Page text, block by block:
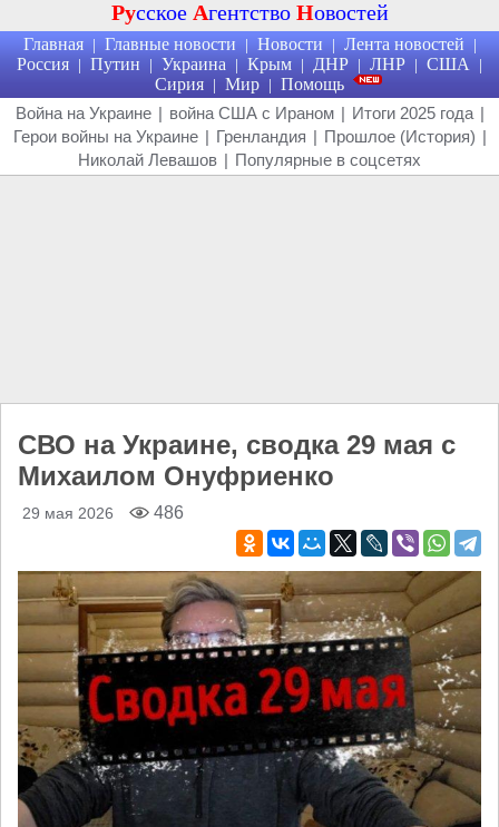
Русское Агентство Новостей
Главная | Главные новости | Новости | Лента новостей |
Россия | Путин | Украина | Крым | ДНР | ЛНР | США |
Сирия | Мир | Помощь
Война на Украине | война США с Ираном | Итоги 2025 года |
Герои войны на Украине | Гренландия | Прошлое (История) |
Николай Левашов | Популярные в соцсетях
СВО на Украине, сводка 29 мая с
Михаилом Онуфриенко
29 мая 2026 486